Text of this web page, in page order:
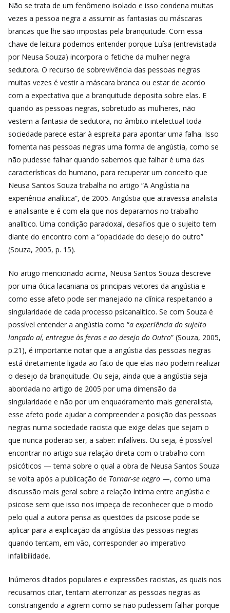
Não se trata de um fenômeno isolado e isso condena muitas
vezes a pessoa negra a assumir as fantasias ou máscaras
brancas que lhe são impostas pela branquitude. Com essa
chave de leitura podemos entender porque Luísa (entrevistada
por Neusa Souza) incorpora o fetiche da mulher negra
sedutora. O recurso de sobrevivência das pessoas negras
muitas vezes é vestir a máscara branca ou estar de acordo
com a expectativa que a branquitude deposita sobre elas. E
quando as pessoas negras, sobretudo as mulheres, não
vestem a fantasia de sedutora, no âmbito intelectual toda
sociedade parece estar à espreita para apontar uma falha. Isso
fomenta nas pessoas negras uma forma de angústia, como se
não pudesse falhar quando sabemos que falhar é uma das
características do humano, para recuperar um conceito que
Neusa Santos Souza trabalha no artigo “A Angústia na
experiência analítica”, de 2005. Angústia que atravessa analista
e analisante e é com ela que nos deparamos no trabalho
analítico. Uma condição paradoxal, desafios que o sujeito tem
diante do encontro com a “opacidade do desejo do outro”
(Souza, 2005, p. 15).
No artigo mencionado acima, Neusa Santos Souza descreve
por uma ótica lacaniana os principais vetores da angústia e
como esse afeto pode ser manejado na clínica respeitando a
singularidade de cada processo psicanalítico. Se com Souza é
possível entender a angústia como “a experiência do sujeito
lançado aí, entregue às feras e ao desejo do Outro” (Souza, 2005,
p.21), é importante notar que a angústia das pessoas negras
está diretamente ligada ao fato de que elas não podem realizar
o desejo da branquitude. Ou seja, ainda que a angústia seja
abordada no artigo de 2005 por uma dimensão da
singularidade e não por um enquadramento mais generalista,
esse afeto pode ajudar a compreender a posição das pessoas
negras numa sociedade racista que exige delas que sejam o
que nunca poderão ser, a saber: infalíveis. Ou seja, é possível
encontrar no artigo sua relação direta com o trabalho com
psicóticos — tema sobre o qual a obra de Neusa Santos Souza
se volta após a publicação de Tornar-se negro —, como uma
discussão mais geral sobre a relação íntima entre angústia e
psicose sem que isso nos impeça de reconhecer que o modo
pelo qual a autora pensa as questões da psicose pode se
aplicar para a explicação da angústia das pessoas negras
quando tentam, em vão, corresponder ao imperativo
infalibilidade.
Inúmeros ditados populares e expressões racistas, as quais nos
recusamos citar, tentam aterrorizar as pessoas negras as
constrangendo a agirem como se não pudessem falhar porque